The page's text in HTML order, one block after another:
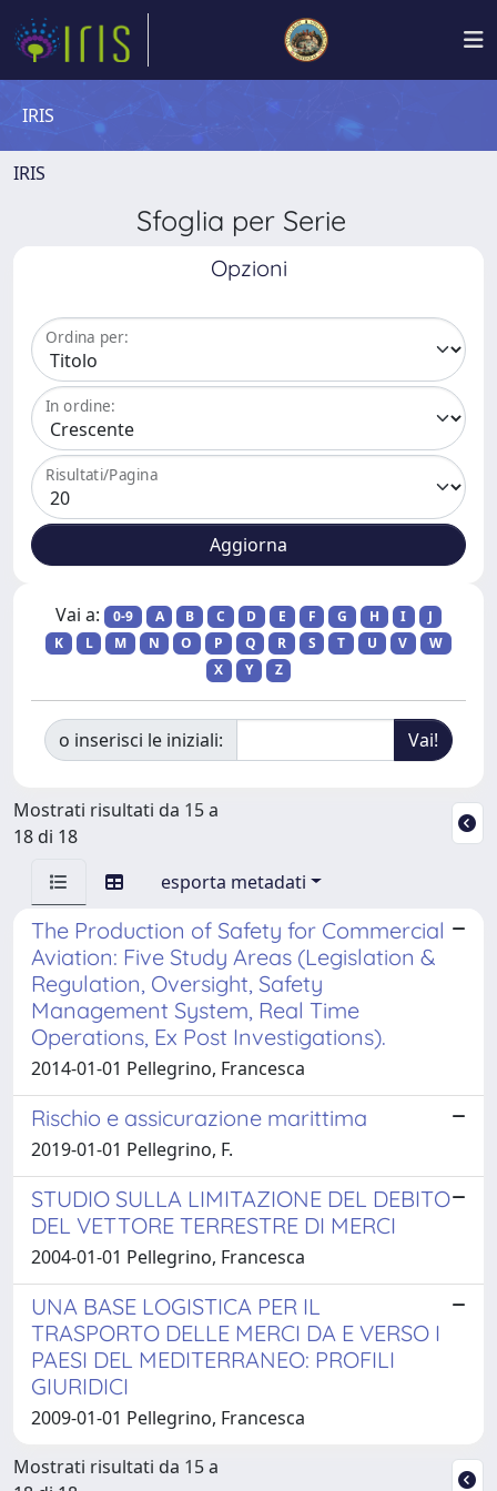
IRIS
IRIS
Sfoglia per Serie
Opzioni
Ordina per:
In ordine:
Risultati/Pagina
Vai a: 0-9 A B C D E F G H I
J
K
L M N O P Q R S T U V
W
X
Y Z
o inserisci le iniziali:
Mostrati risultati da 15 a
18 di 18
esporta metadati
The Production of Safety for Commercial
Aviation: Five Study Areas (Legislation &
Regulation, Oversight, Safety
Management System, Real Time
Operations, Ex Post Investigations).
2014-01-01 Pellegrino, Francesca
Rischio e assicurazione marittima
2019-01-01 Pellegrino, F.
STUDIO SULLA LIMITAZIONE DEL DEBITO
DEL VETTORE TERRESTRE DI MERCI
2004-01-01 Pellegrino, Francesca
UNA BASE LOGISTICA PER IL
TRASPORTO DELLE MERCI DA E VERSO I
PAESI DEL MEDITERRANEO: PROFILI
GIURIDICI
2009-01-01 Pellegrino, Francesca
Mostrati risultati da 15 a